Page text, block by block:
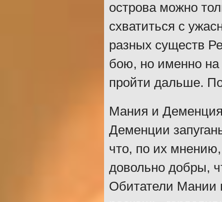
острова можно
схватиться с
разных существ
бою, но именно на
пройти дальше.
Мания и Деменция
Деменции
что, по их
довольно добры,
Обитатели Мании